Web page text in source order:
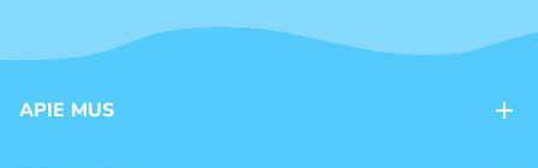
APIE MUS